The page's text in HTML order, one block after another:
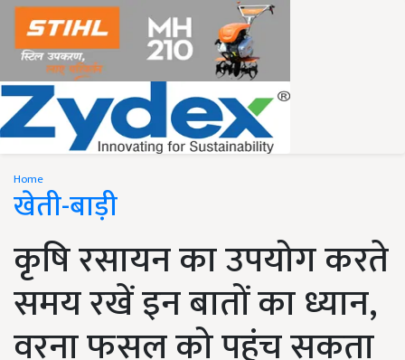
Home
खेती-बाड़ी
कृषि रसायन का उपयोग करते
समय रखें इन बातों का ध्यान,
वरना फसल को पहुंच सकता